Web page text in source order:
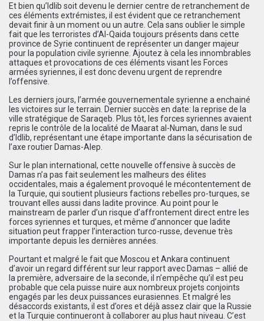
Et bien qu’Idlib soit devenu le dernier centre de retranchement de
ces éléments extrémistes, il est évident que ce retranchement
devait finir à un moment ou un autre. Cela sans oublier le simple
fait que les terroristes d’Al-Qaida toujours présents dans cette
province de Syrie continuent de représenter un danger majeur
pour la population civile syrienne. Ajoutez à cela les innombrables
attaques et provocations de ces éléments visant les Forces
armées syriennes, il est donc devenu urgent de reprendre
l’offensive.
Les derniers jours, l’armée gouvernementale syrienne a enchainé
les victoires sur le terrain. Dernier succès en date: la reprise de la
ville stratégique de Saraqeb. Plus tôt, les forces syriennes avaient
repris le contrôle de la localité de Maarat al-Numan, dans le sud
d’Idlib, représentant une étape importante dans la sécurisation de
l’axe routier Damas-Alep.
Sur le plan international, cette nouvelle offensive à succès de
Damas n’a pas fait seulement les malheurs des élites
occidentales, mais a également provoqué le mécontentement de
la Turquie, qui soutient plusieurs factions rebelles pro-turques, se
trouvant elles aussi dans ladite province. Au point pour le
mainstream de parler d’un risque d’affrontement direct entre les
forces syriennes et turques, et même d’annoncer que ladite
situation peut frapper l’interaction turco-russe, devenue très
importante depuis les dernières années.
Pourtant et malgré le fait que Moscou et Ankara continuent
d’avoir un regard différent sur leur rapport avec Damas – allié de
la première, adversaire de la seconde, il n’empêche qu’il est peu
probable que cela puisse nuire aux nombreux projets conjoints
engagés par les deux puissances eurasiennes. Et malgré les
désaccords existants, il est d’ores et déjà assez clair que la Russie
et la Turquie continueront à collaborer au plus haut niveau. C’est